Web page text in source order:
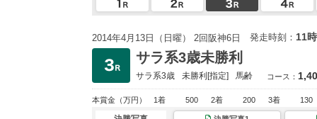
2014年4月13日（日曜） 2回阪神6日 発走時刻： 11
サラ系3歳未勝利
サラ系3歳 未勝利[指定] 馬齢 コース：
本賞金 （万円） 1着 500 2着 200 3着 130